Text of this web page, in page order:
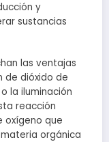
y
sustancias
las ventajas
de dióxido de
la iluminación
reacción
oxígeno que
orgánica